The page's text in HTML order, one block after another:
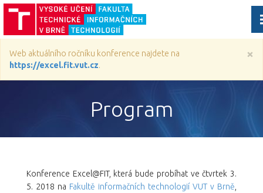
×
Web aktuálního ročníku konference najdete na
https://excel.fit.vut.cz.
Program
Konference Excel@FIT, která bude probíhat ve čtvrtek 3.
5. 2018 na Fakultě informačních technologií VUT v Brně